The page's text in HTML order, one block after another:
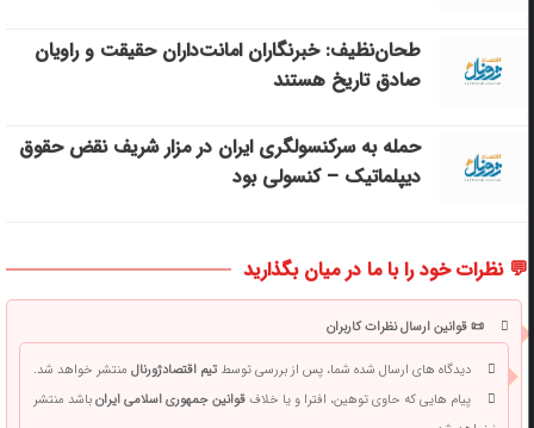
طحان‌نظیف: خبرنگاران امانت‌داران حقیقت و راویان
صادق تاریخ‌ هستند
حمله به سرکنسولگری ایران در مزار شریف نقض حقوق
دیپلماتیک – کنسولی بود
💬 نظرات خود را با ما در میان بگذارید
📜 قوانین ارسال نظرات کاربران
دیدگاه های ارسال شده شما، پس از بررسی توسطتیم اقتصادژورنالمنتشر خواهد شد.
پیام هایی که حاوی توهین، افترا و یا خلافقوانین جمهوری اسلامی ایرانباشد منتشر